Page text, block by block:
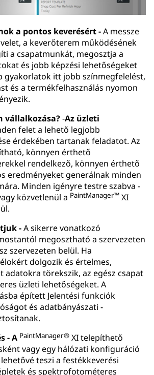
a pontos keverésért -A messze
a keverőterem működésének
a csapatmunkát, megosztja a
és jobb képzési lehetőségeket
gyakorlatok itt jobb színmegfelelést,
és a termékfelhasználás nyomon
vállalkozása?-Az üzleti
felet a lehető legjobb
érdekében tartanak feladatot. Az
könnyen érthető
rendelkező, könnyen érthető
eredményeket generálnak minden
Minden igényre testre szabva -
közvetlenül a PaintManager™ XI
-A sikerre vonatkozó
megosztható a szervezeten
szervezeten belül. Ha
dolgozik és értelmes,
adatokra törekszik, az egész csapat
üzleti lehetőségeket. A
épített Jelentési funkciók
és adatbányászati -
- A PaintManager® XI telepíthető
vagy egy hálózati konfiguráció
teszi a festékkeverési
és spektrofotométeres